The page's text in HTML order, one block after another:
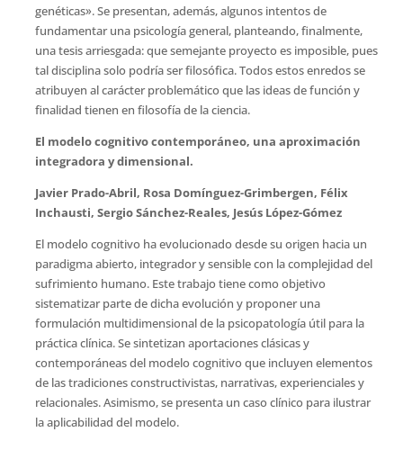
genéticas». Se presentan, además, algunos intentos de
fundamentar una psicología general, planteando, finalmente,
una tesis arriesgada: que semejante proyecto es imposible, pues
tal disciplina solo podría ser filosófica. Todos estos enredos se
atribuyen al carácter problemático que las ideas de función y
finalidad tienen en filosofía de la ciencia.
El modelo cognitivo contemporáneo, una aproximación
integradora y dimensional.
Javier Prado-Abril, Rosa Domínguez-Grimbergen, Félix
Inchausti, Sergio Sánchez-Reales, Jesús López-Gómez
El modelo cognitivo ha evolucionado desde su origen hacia un
paradigma abierto, integrador y sensible con la complejidad del
sufrimiento humano. Este trabajo tiene como objetivo
sistematizar parte de dicha evolución y proponer una
formulación multidimensional de la psicopatología útil para la
práctica clínica. Se sintetizan aportaciones clásicas y
contemporáneas del modelo cognitivo que incluyen elementos
de las tradiciones constructivistas, narrativas, experienciales y
relacionales. Asimismo, se presenta un caso clínico para ilustrar
la aplicabilidad del modelo.